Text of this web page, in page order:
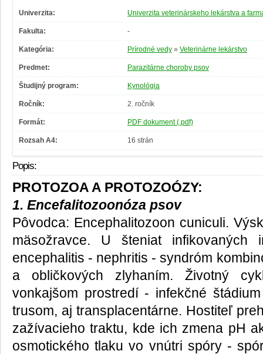
Univerzita: Univerzita veterinárskeho lekárstva a
Fakulta: -
Kategória: Prírodné vedy » Veterinárne lekárstvo
Predmet: Parazitárne choroby psov
Študijný program: Kynológia
Ročník: 2. ročník
Formát: PDF dokument (.pdf)
Rozsah A4: 16 strán
Popis:
PROTOZOA A PROTOZOÓZY:
1. Encefalitozoonóza psov
Pôvodca: Encephalitozoon cuniculi.
mäsožravce. U šteniat infikovaných
encephalitis - nephritis - syndróm
a obličkových zlyhaním. Životný
vonkajšom prostredí - infekčné
trusom, aj transplacentárne. Hostiteľ
zažívacieho traktu, kde ich zmena pH
osmotického tlaku vo vnútri spóry -